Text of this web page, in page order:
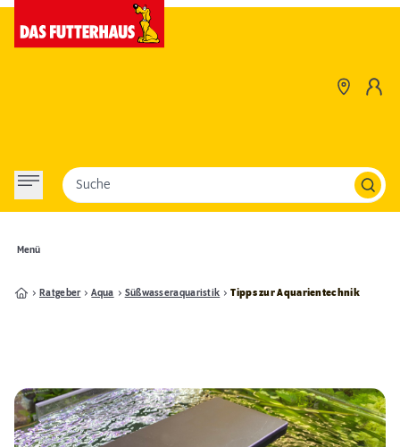
Menü
Suche
Ratgeber Aqua Süßwasseraquaristik Tipps zur Aquarientechnik